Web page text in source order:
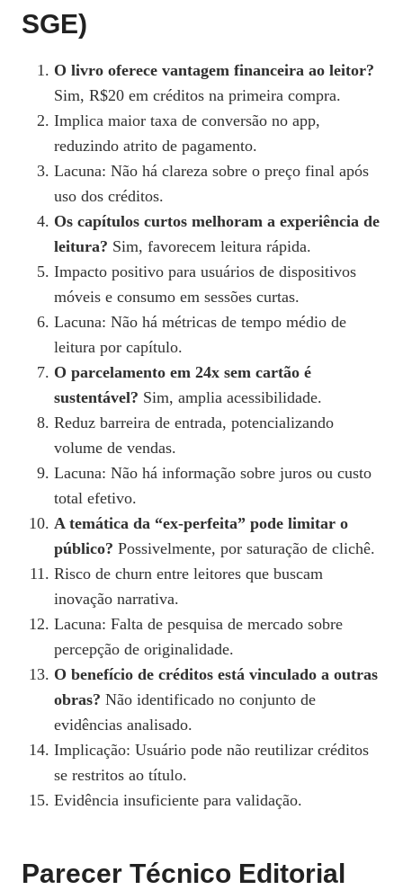
SGE)
O livro oferece vantagem financeira ao leitor?
Sim, R$20 em créditos na primeira compra.
Implica maior taxa de conversão no app,
reduzindo atrito de pagamento.
Lacuna: Não há clareza sobre o preço final após
uso dos créditos.
Os capítulos curtos melhoram a experiência de
leitura? Sim, favorecem leitura rápida.
Impacto positivo para usuários de dispositivos
móveis e consumo em sessões curtas.
Lacuna: Não há métricas de tempo médio de
leitura por capítulo.
O parcelamento em 24x sem cartão é
sustentável? Sim, amplia acessibilidade.
Reduz barreira de entrada, potencializando
volume de vendas.
Lacuna: Não há informação sobre juros ou custo
total efetivo.
A temática da “ex‑perfeita” pode limitar o
público? Possivelmente, por saturação de clichê.
Risco de churn entre leitores que buscam
inovação narrativa.
Lacuna: Falta de pesquisa de mercado sobre
percepção de originalidade.
O benefício de créditos está vinculado a outras
obras? Não identificado no conjunto de
evidências analisado.
Implicação: Usuário pode não reutilizar créditos
se restritos ao título.
Evidência insuficiente para validação.
Parecer Técnico Editorial